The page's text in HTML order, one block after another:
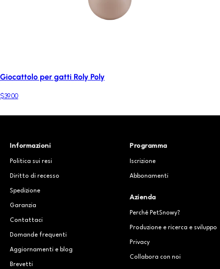
Giocattolo per gatti Roly Poly
$39.00
Informazioni
Politica sui resi
Diritto di recesso
Spedizione
Garanzia
Contattaci
Domande frequenti
Aggiornamenti e blog
Brevetti
Programma
Iscrizione
Abbonamenti
Azienda
Perché PetSnowy?
Produzione e ricerca e sviluppo
Privacy
Collabora con noi